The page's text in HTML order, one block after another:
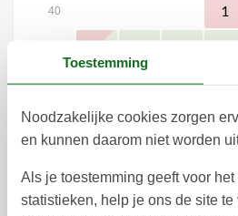
40 1
42 12 13 14 15
43 19 20 21 22
45
Toestemming
Noodzakelijke cookies zorgen
en kunnen daarom niet worden
Als je toestemming geeft voor
statistieken, help je ons de site te